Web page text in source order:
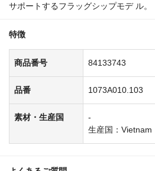
サポートするフラッグシップモデ ル。
特徴
商品番号 84133743
品番 1073A010.103
素材・生産国
-
生産国：Vietnam